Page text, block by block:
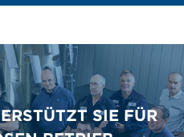
SIE FÜR